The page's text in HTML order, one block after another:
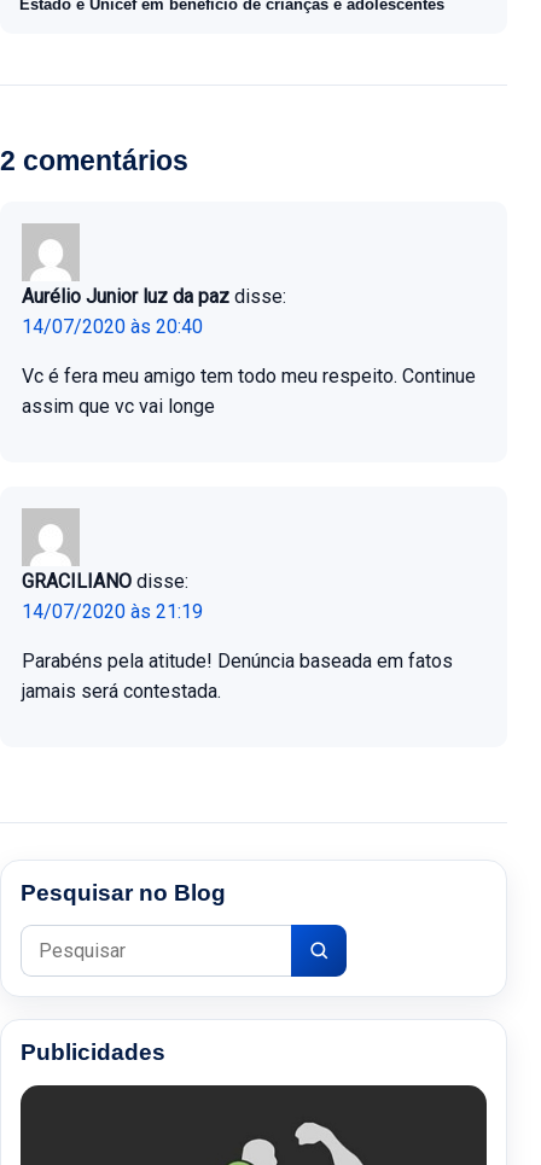
Estado e Unicef em benefício de crianças e adolescentes
2 comentários
Aurélio Junior luz da paz disse:
14/07/2020 às 20:40
Vc é fera meu amigo tem todo meu respeito. Continue
assim que vc vai longe
GRACILIANO disse:
14/07/2020 às 21:19
Parabéns pela atitude! Denúncia baseada em fatos
jamais será contestada.
Pesquisar no Blog
Pesquisar por:
Publicidades